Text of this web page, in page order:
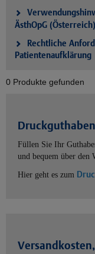
ÄsthOpG (Österreich)
Rechtliche
Patientenaufklärung
0 Produkte gefunden
Füllen Sie Ihr
und bequem über den
Hier geht es zum